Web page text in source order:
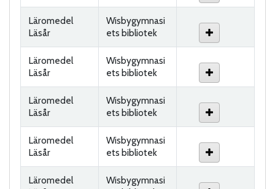
Läromedel
Läsår
Wisbygymnasi
ets bibliotek
Läromedel
Läsår
Wisbygymnasi
ets bibliotek
Läromedel
Läsår
Wisbygymnasi
ets bibliotek
Läromedel
Läsår
Wisbygymnasi
ets bibliotek
Läromedel
Wisbygymnasi